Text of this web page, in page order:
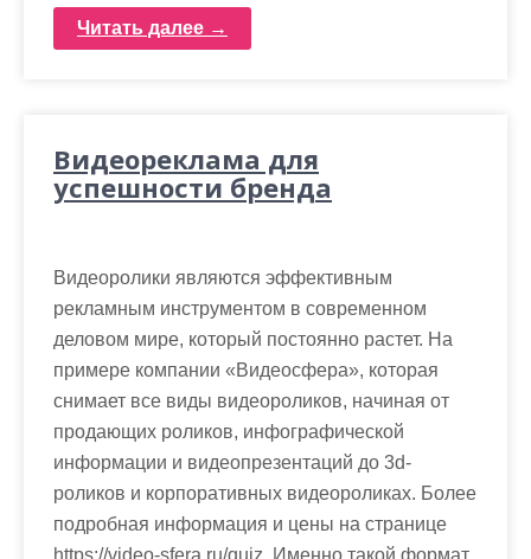
Читать далее →
Видеореклама для
успешности бренда
Видеоролики являются эффективным
рекламным инструментом в современном
деловом мире, который постоянно растет. На
примере компании «Видеосфера», которая
снимает все виды видеороликов, начиная от
продающих роликов, инфографической
информации и видеопрезентаций до 3d-
роликов и корпоративных видеороликах. Более
подробная информация и цены на странице
https://video-sfera.ru/quiz. Именно такой формат